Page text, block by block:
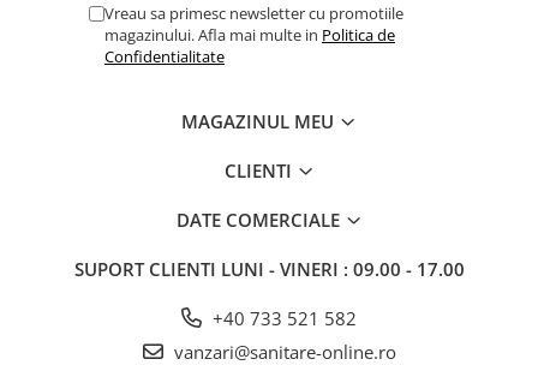
Vreau sa primesc newsletter cu promotiile
magazinului. Afla mai multe in Politica de
Confidentialitate
MAGAZINUL MEU
CLIENTI
DATE COMERCIALE
SUPORT CLIENTI LUNI - VINERI : 09.00 - 17.00
+40 733 521 582
vanzari@sanitare-online.ro